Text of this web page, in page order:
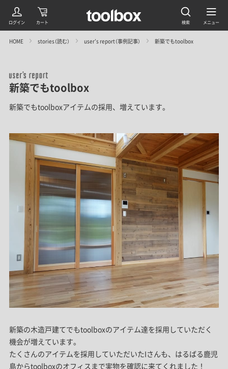
HOME stories（読む） user’s report（事例記事） 新築でもtoolbox
新築でもtoolbox
新築でもtoolboxアイテムの採用、増えています。
新築の木造戸建てでもtoolboxのアイテム達を採用していただく
機会が増えています。
たくさんのアイテムを採用していただいたIさんも、はるばる鹿児
島からtoolboxのオフィスまで実物を確認に来てくれました！